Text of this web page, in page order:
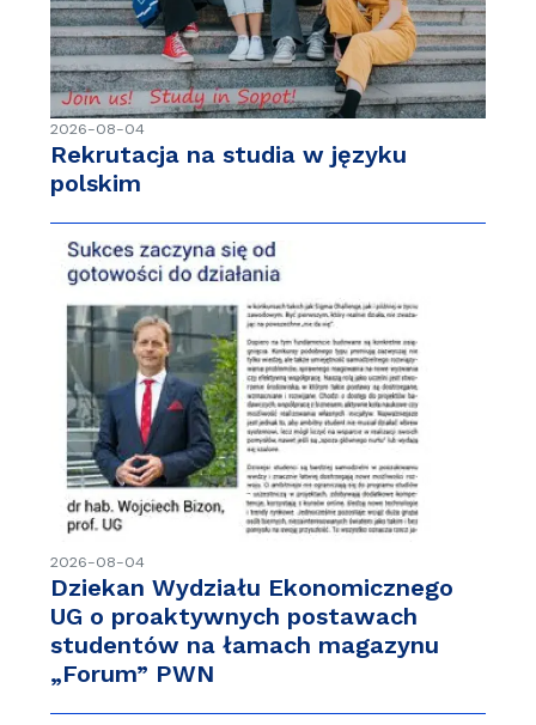
2026-08-04
Rekrutacja na studia w języku
polskim
2026-08-04
Dziekan Wydziału Ekonomicznego
UG o proaktywnych postawach
studentów na łamach magazynu
„Forum” PWN